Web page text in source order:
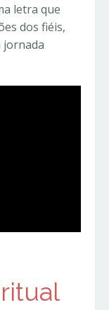
letra que
dos fiéis,
jornada